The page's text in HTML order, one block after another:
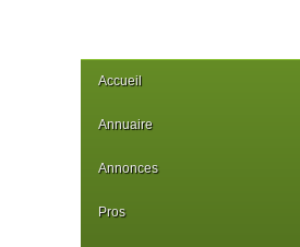
Accueil
Annuaire
Annonces
Pros